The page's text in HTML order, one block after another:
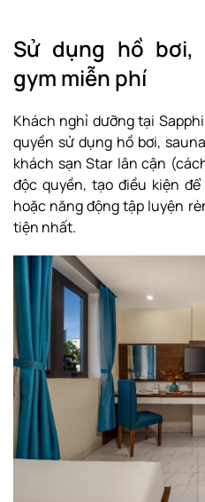
Sử dụng hồ bơi,
gym miễn phí
Khách nghỉ dưỡng tại
quyền sử dụng hồ bơi,
khách sạn Star lân cận
độc quyền, tạo điều kiện
hoặc năng động tập luyện
tiện nhất.